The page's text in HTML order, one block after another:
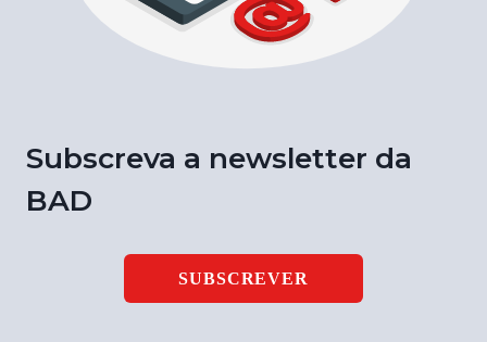
Subscreva a newsletter da
BAD
SUBSCREVER